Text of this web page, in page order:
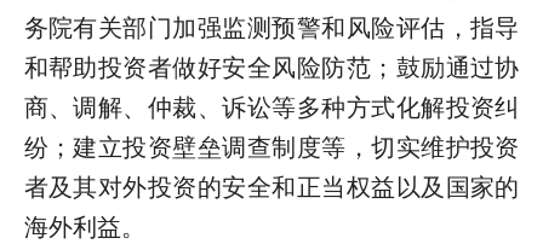
务院有关部门加强监测预警和风险评估，指导
和帮助投资者做好安全风险防范；鼓励通过协
商、调解、仲裁、诉讼等多种方式化解投资纠
纷；建立投资壁垒调查制度等，切实维护投资
者及其对外投资的安全和正当权益以及国家的
海外利益。